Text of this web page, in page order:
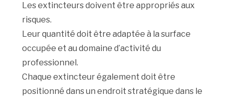
Les extincteurs doivent être appropriés aux
risques.
Leur quantité doit être adaptée à la surface
occupée et au domaine d’activité du
professionnel.
Chaque extincteur également doit être
positionné dans un endroit stratégique dans le